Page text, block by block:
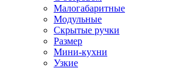
Малогабаритные
Модульные
Скрытые ручки
Размер
Мини-кухни
Узкие